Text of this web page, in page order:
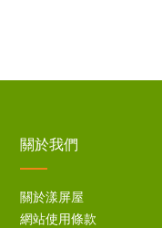
關於我們
關於漾屏屋
網站使用條款